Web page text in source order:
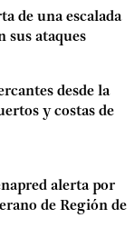
de una escalada
sus ataques
desde la
y costas de
alerta por
de Región de